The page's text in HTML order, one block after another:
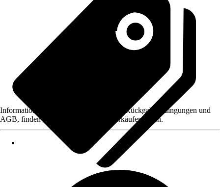
Informationen des Verkäufers, wie z. B. Rückgabebedingungen und
AGB, finden Sie bei Klick auf den Verkäufernamen.